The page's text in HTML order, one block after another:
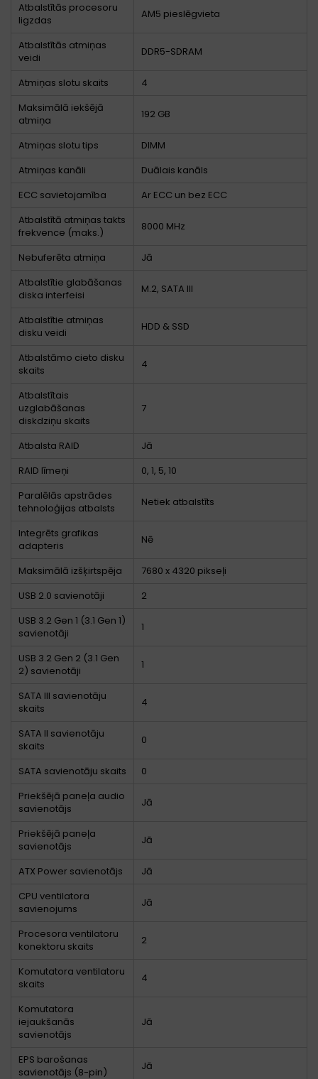
Atbalstītās procesoru
ligzdas
AM5 pieslēgvieta
Atbalstītās atmiņas
veidi
DDR5-SDRAM
Atmiņas slotu skaits
4
Maksimālā iekšējā
atmiņa
192 GB
Atmiņas slotu tips
DIMM
Atmiņas kanāli
Duālais kanāls
ECC savietojamība
Ar ECC un bez ECC
Atbalstītā atmiņas takts
frekvence (maks.)
8000 MHz
Nebuferēta atmiņa
Jā
Atbalstītie glabāšanas
diska interfeisi
M.2, SATA III
Atbalstītie atmiņas
disku veidi
HDD & SSD
Atbalstāmo cieto disku
skaits
4
Atbalstītais
uzglabāšanas
diskdziņu skaits
7
Atbalsta RAID
Jā
RAID līmeņi
0, 1, 5, 10
Paralēlās apstrādes
tehnoloģijas atbalsts
Netiek atbalstīts
Integrēts grafikas
adapteris
Nē
Maksimālā izšķirtspēja
7680 x 4320 pikseļi
USB 2.0 savienotāji
2
USB 3.2 Gen 1 (3.1 Gen 1)
savienotāji
1
USB 3.2 Gen 2 (3.1 Gen
2) savienotāji
1
SATA III savienotāju
skaits
4
SATA II savienotāju
skaits
0
SATA savienotāju skaits
0
Priekšējā paneļa audio
savienotājs
Jā
Priekšējā paneļa
savienotājs
Jā
ATX Power savienotājs
Jā
CPU ventilatora
savienojums
Jā
Procesora ventilatoru
konektoru skaits
2
Komutatora ventilatoru
skaits
4
Komutatora
iejaukšanās
savienotājs
Jā
EPS barošanas
savienotājs (8-pin)
Jā